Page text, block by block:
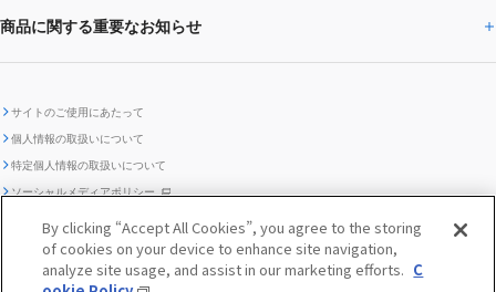
株主・投資家サポート
IRカレンダー
ディスクロージャー
ポリシー
環境
ガバナンス
編集方針 レポートライブラリー
SUBARUびと
SUBARUデザイン
「SUBARUらしさ」を
際立たせる技術
2.環境技術
『魔改造の夜』特設サイト
採用情報トップ
SUBARU Lab採用（中途）
販売会社グループ採用 期間従業員採用
商品に関する重要なお知らせ
SUBARU ハイブリッド車 レスキュ
ー時の取扱い
自動車リサイクル リコール情報
サイトのご使用にあたって
個人情報の取扱いについて
特定個人情報の取扱いについて
ソーシャルメディアポリシー
お問い合わせ ／ よくあるご質問
クッキーポリシー
メディア
By clicking “Accept All Cookies”, you agree to the storing
of cookies on your device to enhance site navigation,
analyze site usage, and assist in our marketing efforts. C